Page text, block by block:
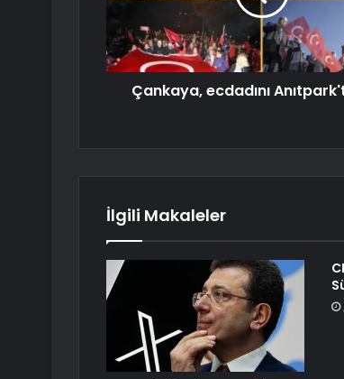
Çankaya, ecdadını
İlgili Makaleler